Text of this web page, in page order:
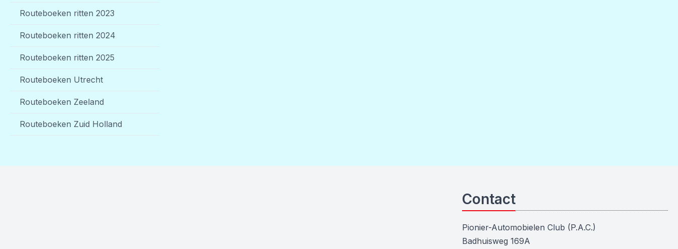
Routeboeken ritten 2023
Routeboeken ritten 2024
Routeboeken ritten 2025
Routeboeken Utrecht
Routeboeken Zeeland
Routeboeken Zuid Holland
Contact
Pionier-Automobielen Club (P.A.C.)
Badhuisweg 169A